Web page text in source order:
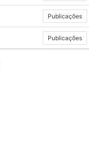
Publicações
Publicações